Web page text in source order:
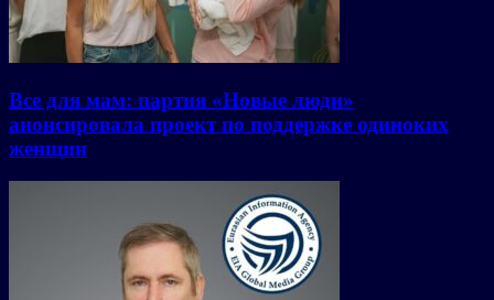
Все для мам: партия «Новые люди»
анонсировала проект по поддержке одиноких
женщин